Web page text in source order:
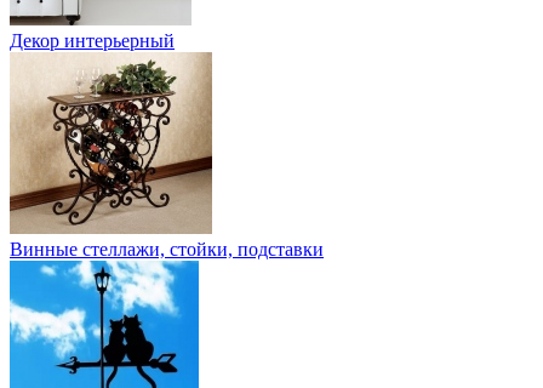
Декор интерьерный
Винные стеллажи, стойки, подставки